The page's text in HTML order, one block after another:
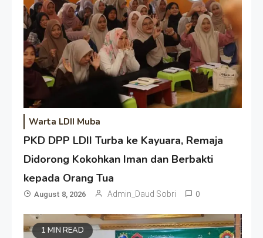
Warta LDII Muba
PKD DPP LDII Turba ke Kayuara, Remaja
Didorong Kokohkan Iman dan Berbakti
kepada Orang Tua
August 8, 2026 Admin_Daud Sobri 0
1 MIN READ